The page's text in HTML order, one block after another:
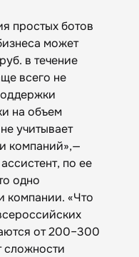
простых ботов
может
в течение
всего не
на объем
учитывает
компаний»,—
по ее
одно
компании. «Что
от 200–300
сложности